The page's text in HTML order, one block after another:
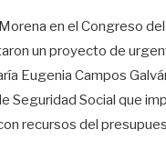
en el Congreso
un proyecto de
Eugenia Campos
Seguridad Social que
recursos del